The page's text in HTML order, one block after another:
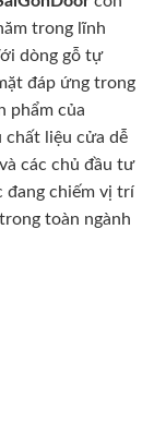
trong lĩnh
dòng gỗ tự
đáp ứng trong
phẩm của
chất liệu cửa dễ
các chủ đầu tư
đang chiếm vị trí
toàn ngành